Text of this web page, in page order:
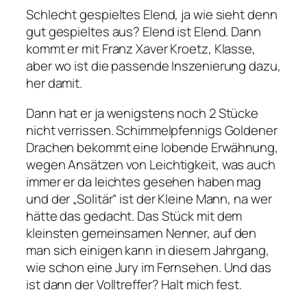
Schlecht gespieltes Elend, ja wie sieht denn
gut gespieltes aus? Elend ist Elend. Dann
kommt er mit Franz Xaver Kroetz, Klasse,
aber wo ist die passende Inszenierung dazu,
her damit.
Dann hat er ja wenigstens noch 2 Stücke
nicht verrissen. Schimmelpfennigs Goldener
Drachen bekommt eine lobende Erwähnung,
wegen Ansätzen von Leichtigkeit, was auch
immer er da leichtes gesehen haben mag
und der „Solitär“ ist der Kleine Mann, na wer
hätte das gedacht. Das Stück mit dem
kleinsten gemeinsamen Nenner, auf den
man sich einigen kann in diesem Jahrgang,
wie schon eine Jury im Fernsehen. Und das
ist dann der Volltreffer? Halt mich fest.